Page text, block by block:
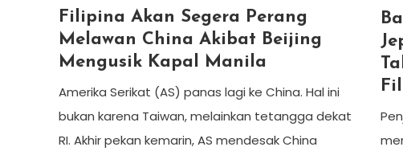
Filipina Akan Segera Perang
Melawan China Akibat Beijing
Mengusik Kapal Manila
Amerika Serikat (AS) panas lagi ke China. Hal ini
bukan karena Taiwan, melainkan tetangga dekat
RI. Akhir pekan kemarin, AS mendesak China